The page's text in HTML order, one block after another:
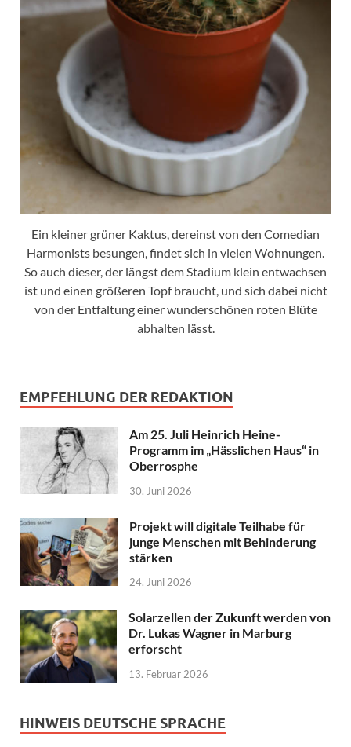
Ein kleiner grüner Kaktus, dereinst von den Comedian
Harmonists besungen, findet sich in vielen Wohnungen.
So auch dieser, der längst dem Stadium klein entwachsen
ist und einen größeren Topf braucht, und sich dabei nicht
von der Entfaltung einer wunderschönen roten Blüte
abhalten lässt.
EMPFEHLUNG DER REDAKTION
Am 25. Juli Heinrich Heine-
Programm im „Hässlichen Haus“ in
Oberrosphe
30. Juni 2026
Projekt will digitale Teilhabe für
junge Menschen mit Behinderung
stärken
24. Juni 2026
Solarzellen der Zukunft werden von
Dr. Lukas Wagner in Marburg
erforscht
13. Februar 2026
HINWEIS DEUTSCHE SPRACHE